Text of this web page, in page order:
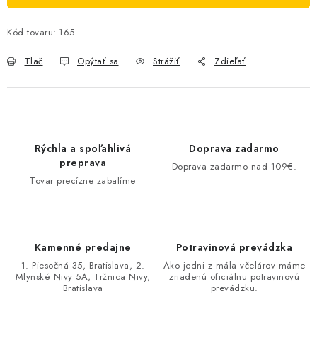
Kód tovaru: 165
Tlač Opýtať sa Strážiť Zdieľať
Rýchla a spoľahlivá
preprava
Tovar precízne zabalíme
Doprava zadarmo
Doprava zadarmo nad 109€.
Kamenné predajne
1. Piesočná 35, Bratislava, 2.
Mlynské Nivy 5A, Tržnica Nivy,
Bratislava
Potravinová prevádzka
Ako jedni z mála včelárov máme
zriadenú oficiálnu potravinovú
prevádzku.